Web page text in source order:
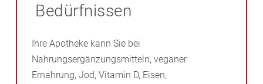
Bedürfnissen
Ihre Apotheke kann Sie bei
Nahrungsergänzungsmitteln, veganer
Ernährung, Jod, Vitamin D, Eisen,